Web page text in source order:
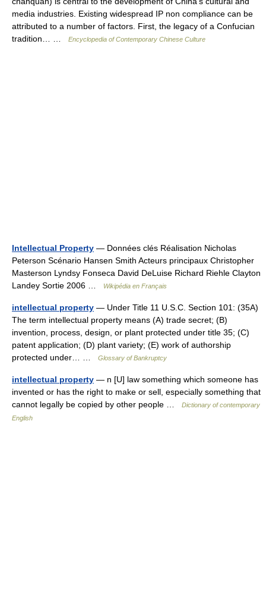
media industries. Existing widespread IP non compliance can be
attributed to a number of factors. First, the legacy of a Confucian
tradition… …
Encyclopedia of Contemporary Chinese Culture
Intellectual Property — Données clés Réalisation Nicholas
Peterson Scénario Hansen Smith Acteurs principaux Christopher
Masterson Lyndsy Fonseca David DeLuise Richard Riehle Clayton
Landey Sortie 2006 …
Wikipédia en Français
intellectual property — Under Title 11 U.S.C. Section 101: (35A)
The term intellectual property means (A) trade secret; (B)
invention, process, design, or plant protected under title 35; (C)
patent application; (D) plant variety; (E) work of authorship
protected under… …
Glossary of Bankruptcy
intellectual property — n [U] law something which someone has
invented or has the right to make or sell, especially something that
cannot legally be copied by other people …
Dictionary of contemporary
English